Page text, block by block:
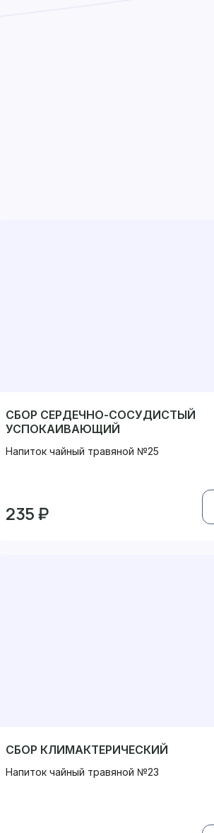
СБОР СЕРДЕЧНО-СОСУДИСТЫЙ
УСПОКАИВАЮЩИЙ
Напиток чайный травяной №25
235 ₽
СБОР КЛИМАКТЕРИЧЕСКИЙ
Напиток чайный травяной №23